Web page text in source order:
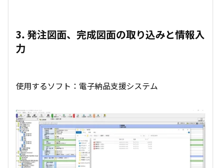
3. 発注図面、完成図面の取り込みと情報入
力
使用するソフト：電子納品支援システム